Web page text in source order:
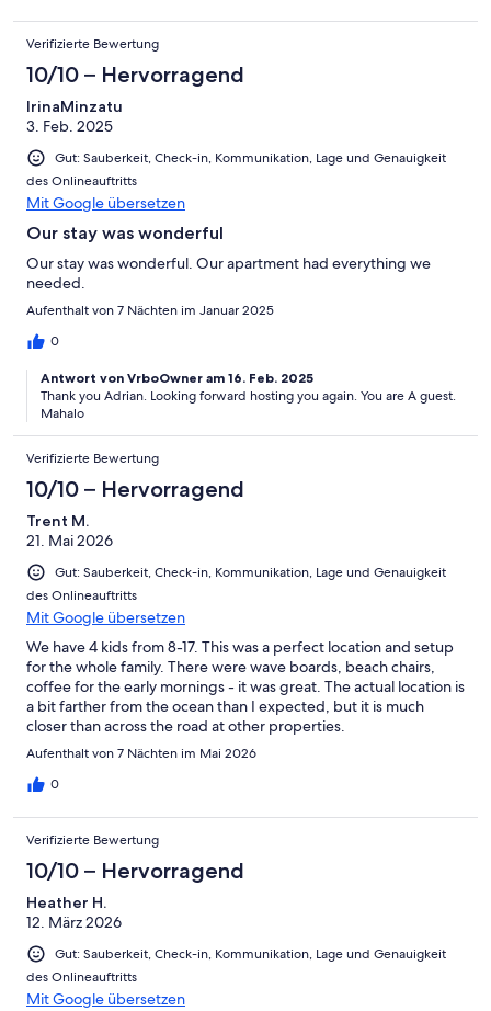
Verifizierte Bewertung
10/10 – Hervorragend
IrinaMinzatu
3. Feb. 2025
Gut: Sauberkeit, Check-in, Kommunikation, Lage und Genauigkeit
des Onlineauftritts
Mit Google übersetzen
Our stay was wonderful
Our stay was wonderful. Our apartment had everything we
needed.
Aufenthalt von 7 Nächten im Januar 2025
0
Antwort von VrboOwner am 16. Feb. 2025
Thank you Adrian. Looking forward hosting you again. You are A guest.
Mahalo
Verifizierte Bewertung
10/10 – Hervorragend
Trent M.
21. Mai 2026
Gut: Sauberkeit, Check-in, Kommunikation, Lage und Genauigkeit
des Onlineauftritts
Mit Google übersetzen
We have 4 kids from 8-17. This was a perfect location and setup
for the whole family. There were wave boards, beach chairs,
coffee for the early mornings - it was great. The actual location is
a bit farther from the ocean than I expected, but it is much
closer than across the road at other properties.
Aufenthalt von 7 Nächten im Mai 2026
0
Verifizierte Bewertung
10/10 – Hervorragend
Heather H.
12. März 2026
Gut: Sauberkeit, Check-in, Kommunikation, Lage und Genauigkeit
des Onlineauftritts
Mit Google übersetzen